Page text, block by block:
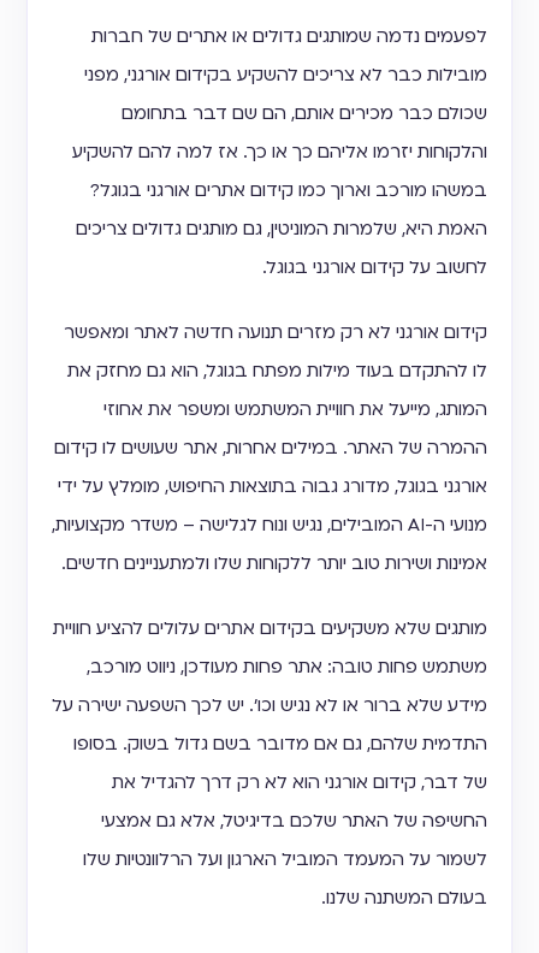
לפעמים נדמה שמותגים גדולים או אתרים של חברות
מובילות כבר לא צריכים להשקיע בקידום אורגני, מפני
שכולם כבר מכירים אותם, הם שם דבר בתחומם
והלקוחות יזרמו אליהם כך או כך. אז למה להם להשקיע
במשהו מורכב וארוך כמו קידום אתרים אורגני בגוגל?
האמת היא, שלמרות המוניטין, גם מותגים גדולים צריכים
לחשוב על קידום אורגני בגוגל.
קידום אורגני לא רק מזרים תנועה חדשה לאתר ומאפשר
לו להתקדם בעוד מילות מפתח בגוגל, הוא גם מחזק את
המותג, מייעל את חוויית המשתמש ומשפר את אחוזי
ההמרה של האתר. במילים אחרות, אתר שעושים לו קידום
אורגני בגוגל, מדורג גבוה בתוצאות החיפוש, מומלץ על ידי
מנועי ה-AI המובילים, נגיש ונוח לגלישה – משדר מקצועיות,
אמינות ושירות טוב יותר ללקוחות שלו ולמתעניינים חדשים.
מותגים שלא משקיעים בקידום אתרים עלולים להציע חוויית
משתמש פחות טובה: אתר פחות מעודכן, ניווט מורכב,
מידע שלא ברור או לא נגיש וכו׳. יש לכך השפעה ישירה על
התדמית שלהם, גם אם מדובר בשם גדול בשוק. בסופו
של דבר, קידום אורגני הוא לא רק דרך להגדיל את
החשיפה של האתר שלכם בדיגיטל, אלא גם אמצעי
לשמור על המעמד המוביל הארגון ועל הרלוונטיות שלו
בעולם המשתנה שלנו.